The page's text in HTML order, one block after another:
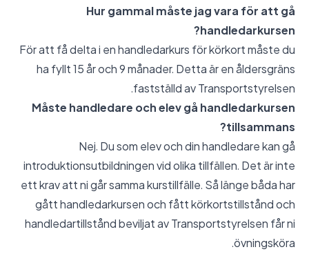
Hur gammal måste jag vara för att gå
handledarkursen?
För att få delta i en handledarkurs för körkort måste du
ha fyllt 15 år och 9 månader. Detta är en åldersgräns
fastställd av Transportstyrelsen.
Måste handledare och elev gå handledarkursen
tillsammans?
Nej. Du som elev och din handledare kan gå
introduktionsutbildningen vid olika tillfällen. Det är inte
ett krav att ni går samma kurstillfälle. Så länge båda har
gått handledarkursen och fått körkortstillstånd och
handledartillstånd beviljat av Transportstyrelsen får ni
övningsköra.